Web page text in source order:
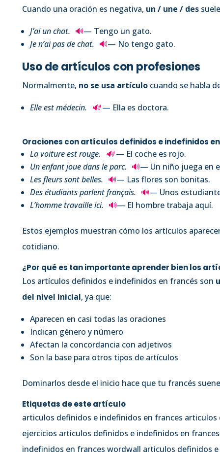
Cuando una oración es negativa, un / une / des
J’ai un chat. 🔊— Tengo un gato.
Je n’ai pas de chat. 🔊— No tengo gato.
Uso de artículos con profesiones
Normalmente, no se usa artículocuando se habla
Elle est médecin. 🔊— Ella es doctora.
Oraciones con artículos definidos e indefinidos
La voiture est rouge. 🔊— El coche es rojo.
Un enfant joue dans le parc. 🔊— Un niño juega en
Les fleurs sont belles. 🔊— Las flores son bonitas.
Des étudiants parlent français. 🔊— Unos
L’homme travaille ici. 🔊— El hombre trabaja aquí.
Estos ejemplos muestran cómo los artículos
cotidiano.
¿Por qué es tan importante aprender bien los
Los artículos definidos e indefinidos en francés son
del nivel inicial, ya que:
Aparecen en casi todas las oraciones
Indican género y número
Afectan la concordancia con adjetivos
Son la base para otros tipos de artículos
Dominarlos desde el inicio hace que tu francés
Etiquetas de este artículo
articulos definidos e indefinidos en frances
ejercicios articulos definidos e indefinidos en
indefinidos en frances wordwall articulos definidos